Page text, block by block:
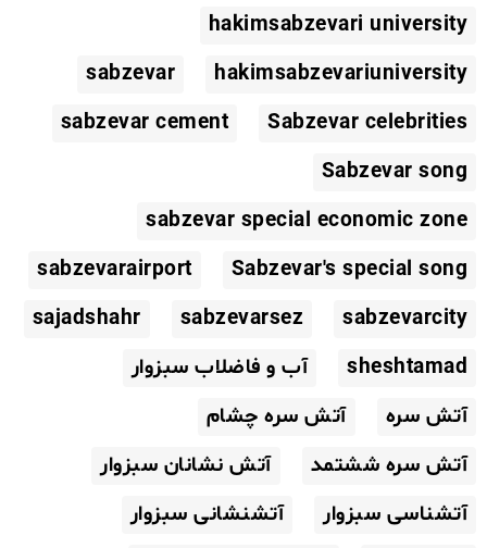
hakimsabzevari university
hakimsabzevariuniversity
sabzevar
Sabzevar celebrities
sabzevar cement
Sabzevar song
sabzevar special economic zone
Sabzevar's special song
sabzevarairport
sabzevarcity
sabzevarsez
sajadshahr
sheshtamad
آب و فاضلاب سبزوار
آتش سره
آتش سره چشام
آتش سره ششتمد
آتش نشانان سبزوار
آتشناسی سبزوار
آتشنشانی سبزوار